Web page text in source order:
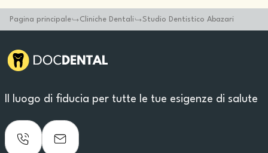
Pagina principale Cliniche Dentali Studio Dentistico Abazari
Il luogo di fiducia per tutte le tue esigenze di salute